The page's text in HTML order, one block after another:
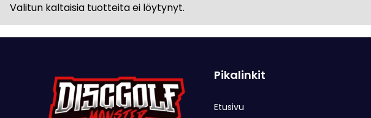
Valitun kaltaisia tuotteita ei löytynyt.
Pikalinkit
Etusivu